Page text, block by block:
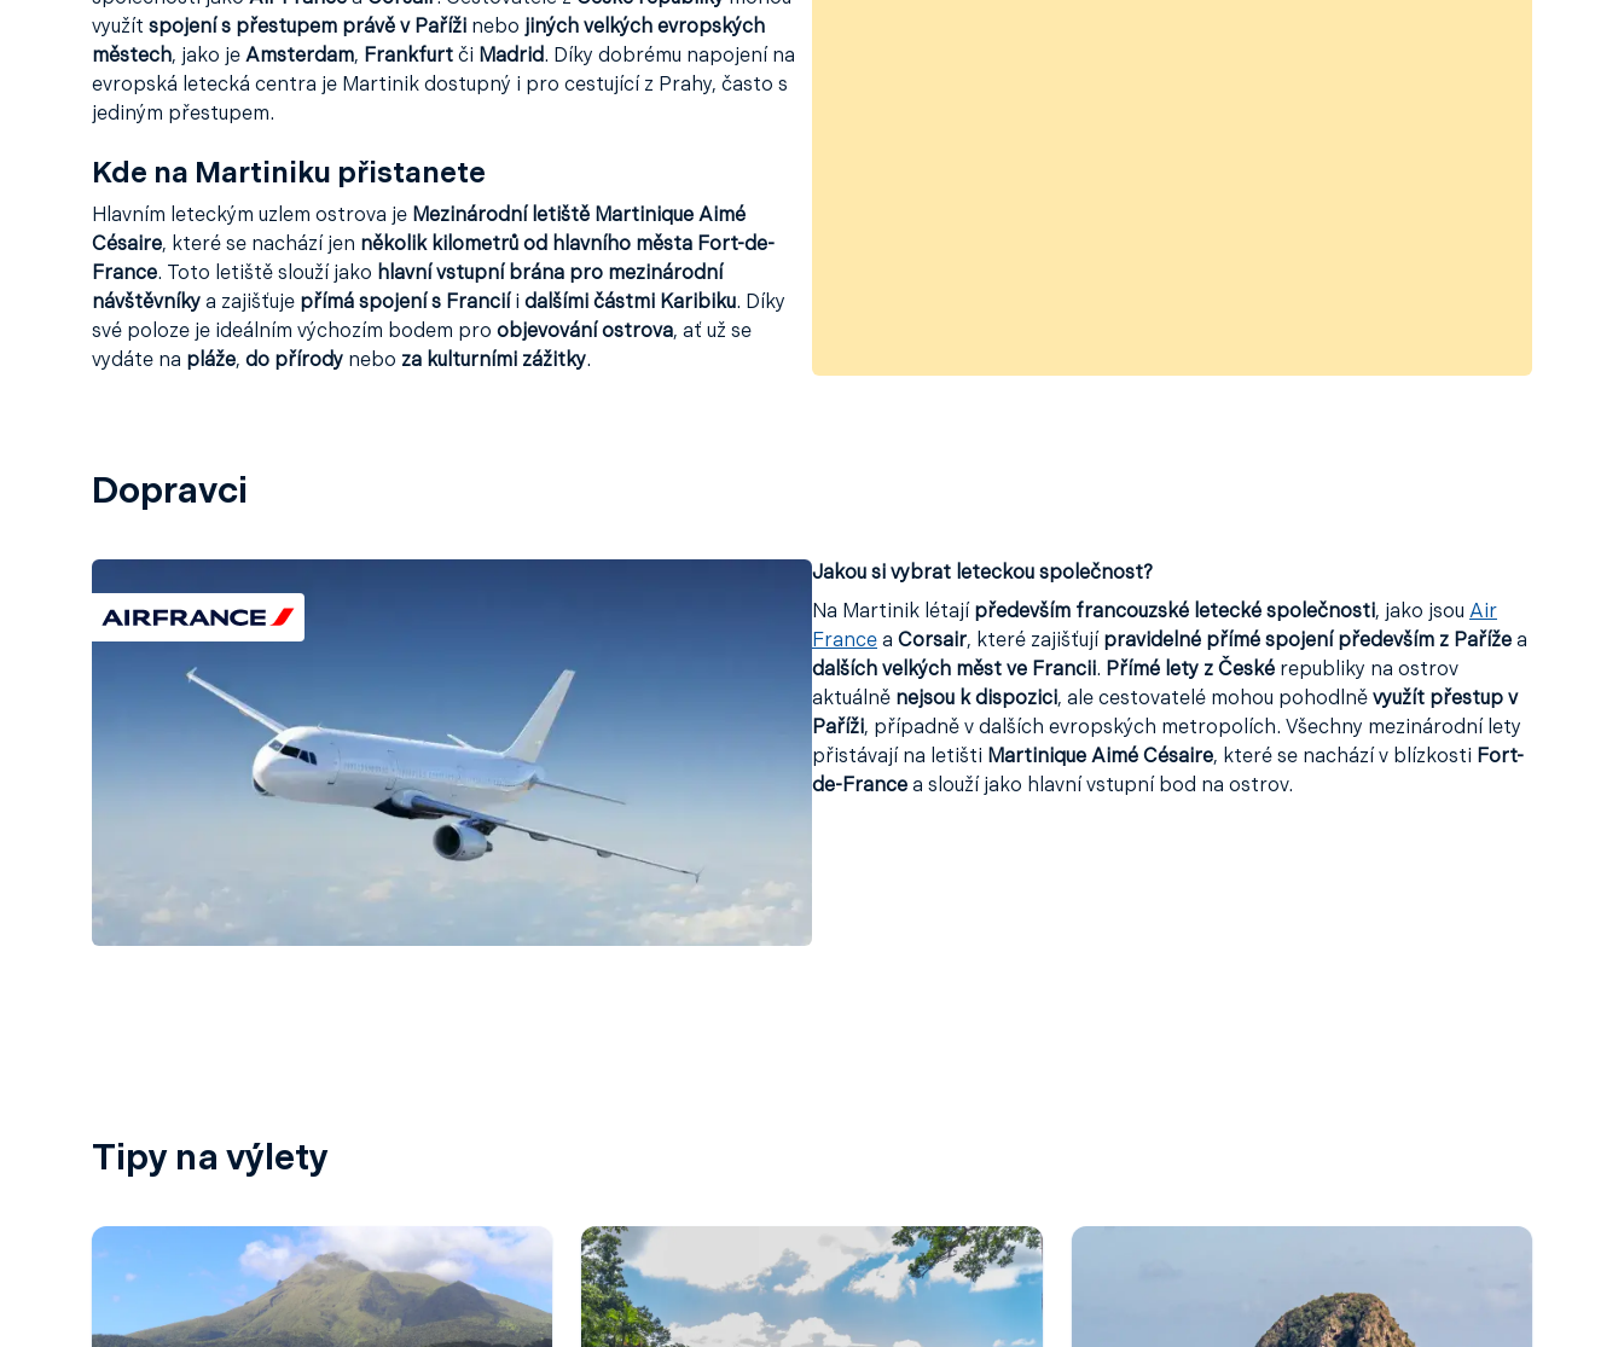
využít spojení s přestupem právě v Paříži nebo jiných velkých evropských
městech, jako je Amsterdam, Frankfurt či Madrid. Díky dobrému napojení na
evropská letecká centra je Martinik dostupný i pro cestující z Prahy, často s
jediným přestupem.
Kde na Martiniku přistanete
Hlavním leteckým uzlem ostrova je Mezinárodní letiště Martinique Aimé
Césaire, které se nachází jen několik kilometrů od hlavního města Fort-de-
France. Toto letiště slouží jako hlavní vstupní brána pro mezinárodní
návštěvníky a zajišťuje přímá spojení s Francií i dalšími částmi Karibiku. Díky
své poloze je ideálním výchozím bodem pro objevování ostrova, ať už se
vydáte na pláže, do přírody nebo za kulturními zážitky.
Dopravci
Jakou si vybrat leteckou společnost?
Na Martinik létají především francouzské letecké společnosti, jako jsou Air
France a Corsair, které zajišťují pravidelné přímé spojení především z Paříže a
dalších velkých měst ve Francii. Přímé lety z České republiky na ostrov
aktuálně nejsou k dispozici, ale cestovatelé mohou pohodlně využít přestup v
Paříži, případně v dalších evropských metropolích. Všechny mezinárodní lety
přistávají na letišti Martinique Aimé Césaire, které se nachází v blízkosti Fort-
de-France a slouží jako hlavní vstupní bod na ostrov.
Tipy na výlety